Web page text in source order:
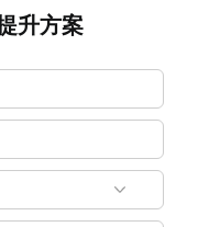
升方案